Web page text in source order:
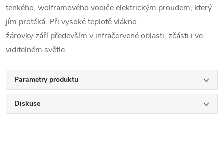
tenkého, wolframového vodiče elektrickým proudem, který
jím protéká. Při vysoké teplotě vlákno
žárovky září především v infračervené oblasti, zčásti i ve
viditelném světle.
Parametry produktu
Diskuse